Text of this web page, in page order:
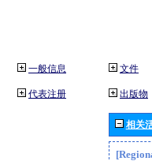
一般信息
代表注册
文件
出版物
相关